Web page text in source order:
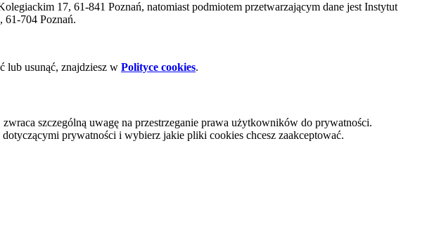
17, 61-841 Poznań, natomiast podmiotem przetwarzającym dane jest Instytut
61-704 Poznań.
lub usunąć, znajdziesz w Polityce cookies.
szczególną uwagę na przestrzeganie prawa użytkowników do prywatności.
prywatności i wybierz jakie pliki cookies chcesz zaakceptować.